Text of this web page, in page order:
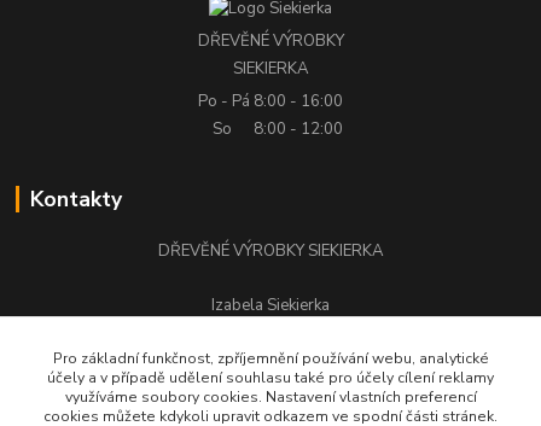
DŘEVĚNÉ VÝROBKY
SIEKIERKA
Po - Pá 8:00 - 16:00
So
8:00 - 12:00
Kontakty
DŘEVĚNÉ VÝROBKY SIEKIERKA
Izabela Siekierka
stolarstwo.siekierka@seznam.cz
Pro základní funkčnost, zpříjemnění používání webu, analytické
účely a v případě udělení souhlasu také pro účely cílení reklamy
využíváme soubory cookies. Nastavení vlastních preferencí
cookies můžete kdykoli upravit odkazem ve spodní části stránek.